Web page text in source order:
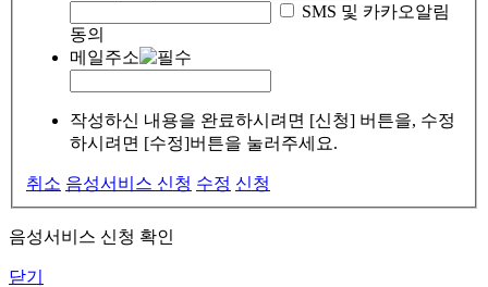
SMS 및 카카오알림
동의
메일주소
작성하신 내용을 완료하시려면 [신청] 버튼을, 수정
하시려면 [수정]버튼을 눌러주세요.
취소 음성서비스 신청 수정 신청
음성서비스 신청 확인
닫기